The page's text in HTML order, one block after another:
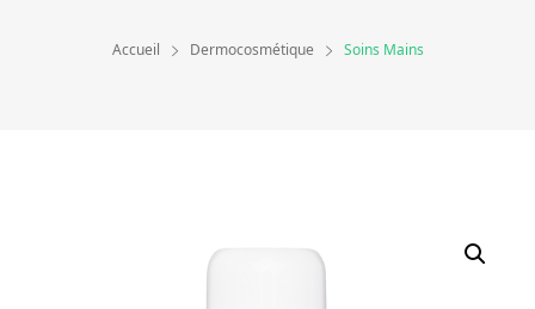
Accueil Dermocosmétique Soins Mains